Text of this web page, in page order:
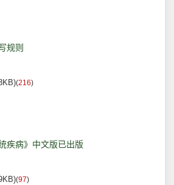
规则
(216)
疾病》中文版已出版
(97)